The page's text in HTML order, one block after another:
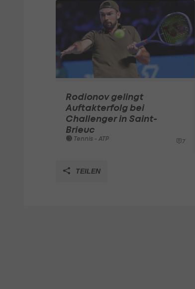
Rodionov gelingt
Auftakterfolg bei
Challenger in Saint-
Brieuc
Tennis - ATP 7
TEILEN